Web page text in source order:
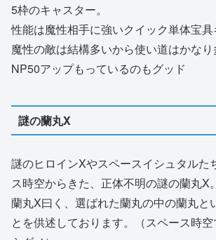
5枠のキャスター。
性能は魔性相手に強いクイック単体宝具
魔性の敵は結構多いから使い道はかな
NP50アップもっているのもグッド
謎の蘭丸X
謎のヒロインXやスペースイシュタルた
ス時空からきた、正体不明の謎の蘭丸X。
蘭丸X曰く、選ばれた蘭丸の中の蘭丸と
とを供述しております。（スペース時